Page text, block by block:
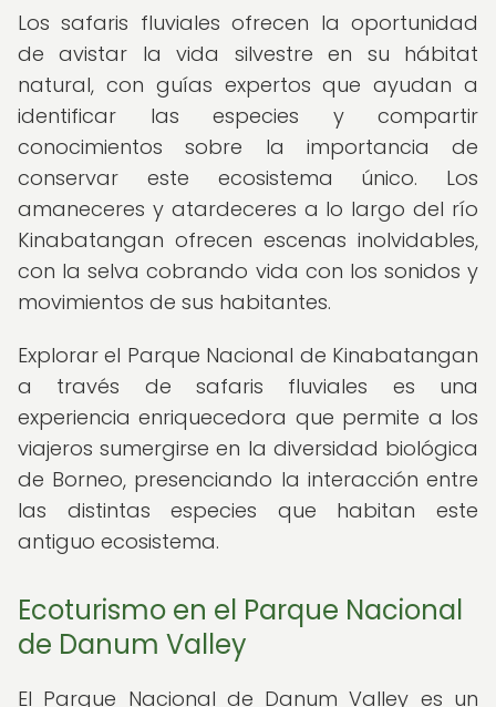
Los safaris fluviales ofrecen la oportunidad
de avistar la vida silvestre en su hábitat
natural, con guías expertos que ayudan a
identificar las especies y compartir
conocimientos sobre la importancia de
conservar este ecosistema único. Los
amaneceres y atardeceres a lo largo del río
Kinabatangan ofrecen escenas inolvidables,
con la selva cobrando vida con los sonidos y
movimientos de sus habitantes.
Explorar el Parque Nacional de Kinabatangan
a través de safaris fluviales es una
experiencia enriquecedora que permite a los
viajeros sumergirse en la diversidad biológica
de Borneo, presenciando la interacción entre
las distintas especies que habitan este
antiguo ecosistema.
Ecoturismo en el Parque Nacional
de Danum Valley
El Parque Nacional de Danum Valley es un